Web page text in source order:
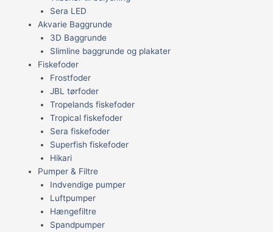
Sera LED
Akvarie Baggrunde
3D Baggrunde
Slimline baggrunde og plakater
Fiskefoder
Frostfoder
JBL tørfoder
Tropelands fiskefoder
Tropical fiskefoder
Sera fiskefoder
Superfish fiskefoder
Hikari
Pumper & Filtre
Indvendige pumper
Luftpumper
Hængefiltre
Spandpumper